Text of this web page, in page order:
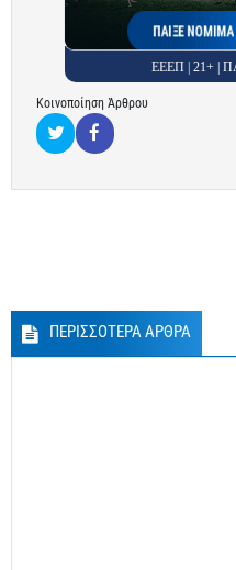
ΠΑΙΞΕ
ΕΕΕΠ | 21+ |
Κοινοποίηση Άρθρου
ΠΕΡΙΣΣΟΤΕΡΑ ΑΡΘΡΑ